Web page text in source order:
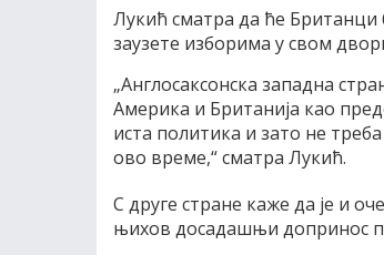
Лукић сматра да ће Британци
заузете изборима у свом
„Англосаксонска западна
Америка и Британија као
иста политика и зато не
ово време,“ сматра Лукић.
С друге стране каже да је и
њихов досадашњи допринос